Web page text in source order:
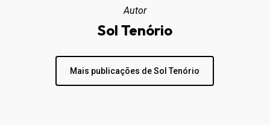
Autor
Sol Tenório
Mais publicações de Sol Tenório